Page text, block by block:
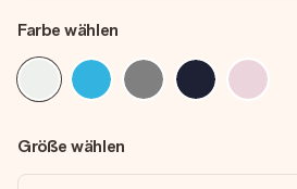
Farbe wählen
Größe wählen